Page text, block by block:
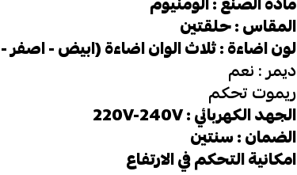
المقاس : حلقتين
لون اضاءة : ثلاث الوان اضاءة (ابيض - اصفر
ديمر : نعم
ريموت تحكم
الجهد الكهربائي : 220V-240V
الضمان : سنتين
امكانية التحكم في الارتفاع